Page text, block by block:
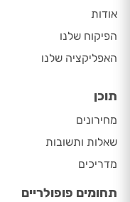
אודות
הפיקוח שלנו
האפליקציה שלנו
תוכן
מחירונים
שאלות ותשובות
מדריכים
תחומים פופולריים